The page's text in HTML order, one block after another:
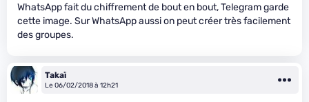
WhatsApp fait du chiffrement de bout en bout, Telegram garde
cette image. Sur WhatsApp aussi on peut créer très facilement
des groupes.
Takaï
Le 06/02/2018 à 12h21